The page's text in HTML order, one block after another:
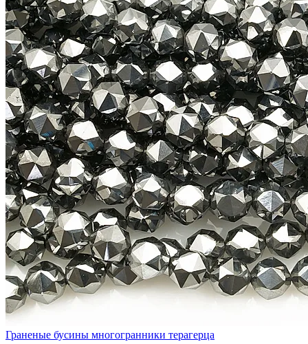
Граненые бусины многогранники терагерца